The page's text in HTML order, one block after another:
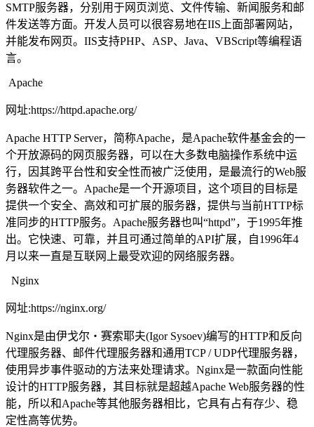
SMTP服务器，分别用于网页浏览、文件传输、新闻服务和邮
件发送等方面。开发人员可以很容易地在IIS上面部署网站，
并能发布网页。IIS支持PHP、ASP、Java、VBScript等编程语
言。
Apache
网址:https://httpd.apache.org/
Apache HTTP Server，简称Apache，是Apache软件基金会的一
个开放源码的网页服务器，可以在大多数电脑操作系统中运
行，因其跨平台性和安全性而被广泛使用，是最流行的Web服
务器软件之一。Apache是一个开源项目，这个项目的目标是
提供一个安全、高效和可扩展的服务器，提供与当前HTTP标
准同步的HTTP服务。Apache服务器也叫“httpd”，于1995年推
出。它快速、可靠，并且可通过简单的API扩展，自1996年4
月以来一直是互联网上最受欢迎的网络服务器。
Nginx
网址:https://nginx.org/
Nginx是由伊戈尔・赛索耶夫(Igor Sysoev)编写的HTTP和反向
代理服务器、邮件代理服务器和通用TCP / UDP代理服务器，
使用异步事件驱动的方法来处理请求。Nginx是一款面向性能
设计的HTTP服务器，其目标就是超越Apache Web服务器的性
能，所以和Apache等其他服务器相比，它具有占有存少、稳
定性高等优势。